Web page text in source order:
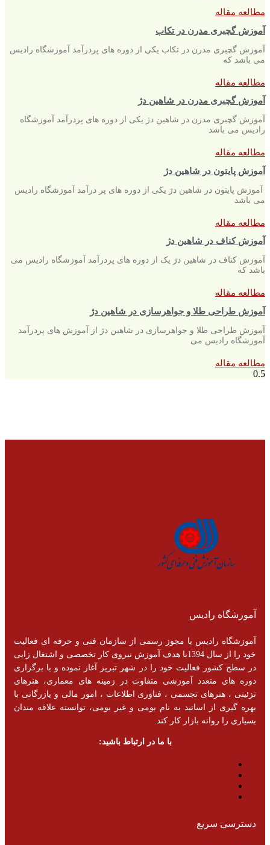
مطالعه مقاله
آموزش گچبری مدرن در تکاب
آموزش گچبری مدرن در تکاب یکی از دوره های پردرآمد آموزشگاه رادیس
می باشد که
مطالعه مقاله
آموزش گچبری مدرن در شاهین دژ
آموزش گچبری مدرن در شاهین دژ یکی از دوره های پردرآمد آموزشگاه
رادیس می باشد
مطالعه مقاله
آموزش پایتون در شاهین دژ
آموزش پایتون در شاهین دژ یکی از دوره های پر درآمد آموزشگاه رادیس
می باشد
مطالعه مقاله
آموزش کناف در شاهین دژ
آموزش کناف در شاهین دژ یک از دوره های پردرآمد آموزشگاه رادیس می
باشد که
مطالعه مقاله
آموزش طراحی طلا و جواهرسازی در شاهین دژ
آموزش طراحی طلا و جواهرسازی در شاهین دژ از آموزش های پردرآمد
آموزشگاه رادیس می
مطالعه مقاله
آموزشگاه رادیس
آموزشگاه رادیس با مجوز رسمی از سازمان فنی و حرفه ای فعالیت
خود را از سال 1394با هدف آموزش نیروی کار تخصصی و اشتغال زایی
در سطح کشور فعالیت خود را در شهر تبریز آغاز نموده و با برگزاری
دوره های متعدد آموزشی متفاوت در زمینه های معماری، هنرهای
تزئینی ، هنرهای تجسمی ، فناوری اطلاعات ، امور مالی و یازرگانی با
بهره گیری از اساتید به نام بومی و غیر بومی، توانسته علاقه مندان
بسیاری را روانه بازار کار کند.
با ما در ارتباط باشید:
دسترسی سریع